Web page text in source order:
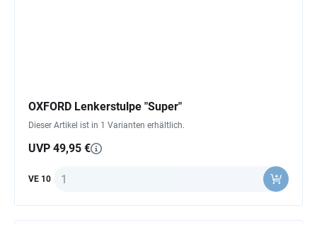
OXFORD Lenkerstulpe "Super"
Dieser Artikel ist in 1 Varianten erhältlich.
UVP 49,95 €
VE 10 Anzahl